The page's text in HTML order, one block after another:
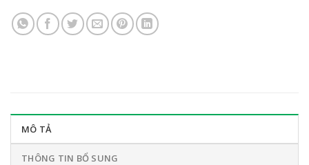
MÔ TẢ
THÔNG TIN BỔ SUNG